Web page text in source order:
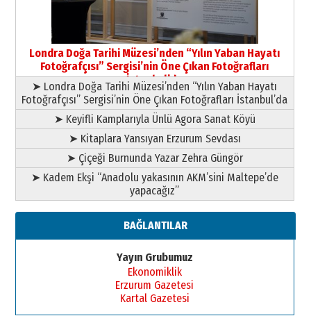
Yusuf POLAT
Şampiyonluk Sebahattin Şirin’e
yazar
11 Mayıs 2026 Pazartesi
Londra Doğa Tarihi Müzesi’nden “Yılın Yaban Hayatı
Fotoğrafçısı” Sergisi’nin Öne Çıkan Fotoğrafları
İstanbul’da
➤ Londra Doğa Tarihi Müzesi’nden “Yılın Yaban Hayatı
Fotoğrafçısı” Sergisi’nin Öne Çıkan Fotoğrafları İstanbul’da
➤ Keyifli Kamplarıyla Ünlü Agora Sanat Köyü
➤ Kitaplara Yansıyan Erzurum Sevdası
➤ Çiçeği Burnunda Yazar Zehra Güngör
➤ Kadem Ekşi “Anadolu yakasının AKM’sini Maltepe’de
yapacağız”
BAĞLANTILAR
Yayın Grubumuz
Ekonomiklik
Erzurum Gazetesi
Kartal Gazetesi